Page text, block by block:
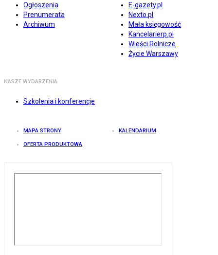
Ogłoszenia
Prenumerata
Archiwum
E-gazety.pl
Nexto.pl
Mała księgowość
Kancelarierp.pl
Wieści Rolnicze
Życie Warszawy
NASZE WYDARZENIA
Szkolenia i konferencje
MAPA STRONY KALENDARIUM
OFERTA PRODUKTOWA